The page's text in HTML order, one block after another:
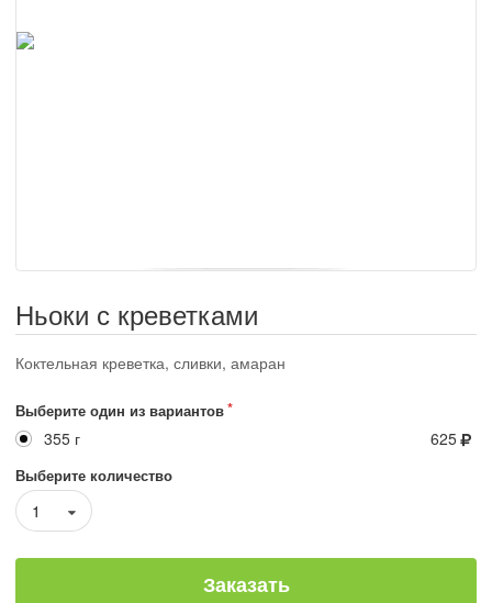
Ньоки с креветками
Коктельная креветка, сливки, амаран
Выберите один из вариантов
355 г 625
Выберите количество
1
Заказать